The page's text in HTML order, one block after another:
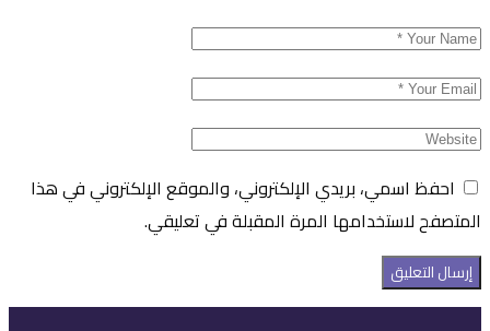
احفظ اسمي، بريدي الإلكتروني، والموقع الإلكتروني في هذا
المتصفح لاستخدامها المرة المقبلة في تعليقي.
إرسال التعليق